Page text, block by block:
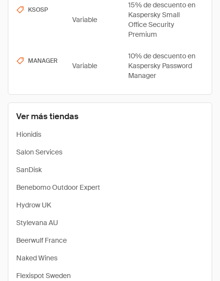
Ver más tiendas
Hionidis
Salon Services
SanDisk
Benebomo Outdoor Expert
Hydrow UK
Stylevana AU
Beerwulf France
Naked Wines
Flexispot Sweden
KSOSP
Variable
15% de descuento en
Kaspersky Small
Office Security
Premium
MANAGER
Variable
10% de descuento en
Kaspersky Password
Manager